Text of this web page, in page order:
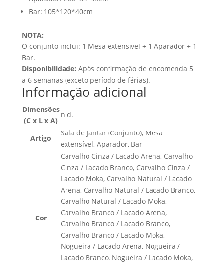
Bar: 105*120*40cm
NOTA:
O conjunto inclui: 1 Mesa extensível + 1 Aparador + 1
Bar.
Disponibilidade: Após confirmação de encomenda 5
a 6 semanas (exceto período de férias).
Informação adicional
Dimensões
(C x L x A)
n.d.
Artigo
Sala de Jantar (Conjunto), Mesa
extensível, Aparador, Bar
Cor
Carvalho Cinza / Lacado Arena, Carvalho
Cinza / Lacado Branco, Carvalho Cinza /
Lacado Moka, Carvalho Natural / Lacado
Arena, Carvalho Natural / Lacado Branco,
Carvalho Natural / Lacado Moka,
Carvalho Branco / Lacado Arena,
Carvalho Branco / Lacado Branco,
Carvalho Branco / Lacado Moka,
Nogueira / Lacado Arena, Nogueira /
Lacado Branco, Nogueira / Lacado Moka,